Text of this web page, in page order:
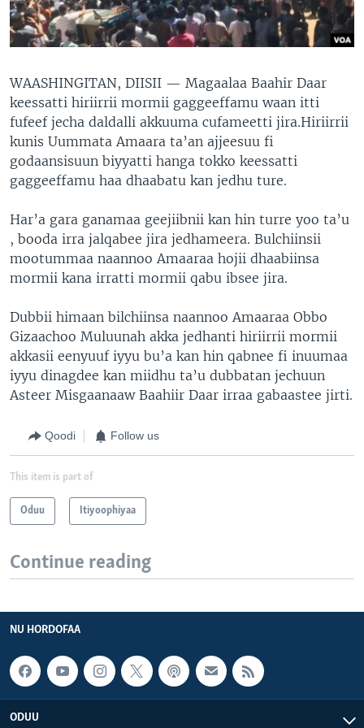
WAASHINGITAN, DIISII — Magaalaa Baahir Daar
keessatti hiriirrii mormii gaggeeffamu waan itti
fufeef jecha daldalli akkuuma cufameetti jira.Hiriirrii
kunis Uummata Amaara ta’an ajjeesuu fi
godaansisuun biyyatti hanga tokko keessatti
gaggeeffamu haa dhaabatu kan jedhu ture.
Har’a gara ganamaa geejiibnii kan hin turre yoo ta’u
, booda irra jalqabee jira jedhameera. Bulchiinsii
mootummaa naannoo Amaaraa hojii dhaabiinsa
mormii kana irratti mormii qabu ibsee jira.
Dubbii himaan bilchiinsa naannoo Amaaraa Obbo
Gizaachoo Muluunah akka jedhanti hiriirrii mormii
akkasii eenyuuf iyyu bu’a kan hin qabnee fi inuumaa
iyyu dinagdee kan miidhu ta’u dubbatan jechuun
Asteer Misgaanaaw Baahiir Daar irraa gabaastee jirti.
Qoodi Follow us
This item is part of
Oduu Itiyoophiyaa
Continue reading
NU HORDOFAA
ODUU